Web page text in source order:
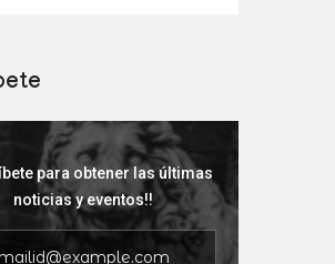
para obtener las últimas
noticias y eventos!!